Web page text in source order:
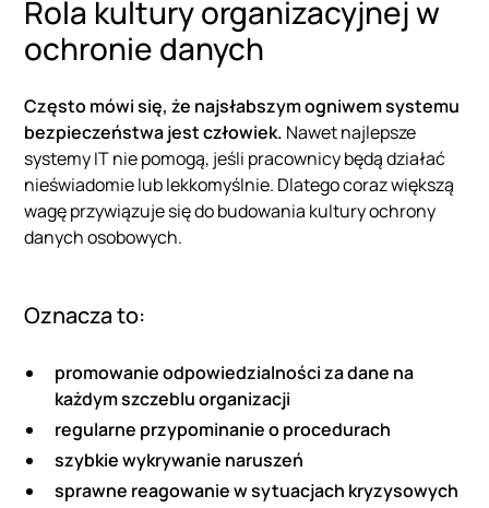
Rola kultury organizacyjnej w
ochronie danych
Często mówi się, że najsłabszym ogniwem systemu
bezpieczeństwa jest człowiek. Nawet najlepsze
systemy IT nie pomogą, jeśli pracownicy będą działać
nieświadomie lub lekkomyślnie. Dlatego coraz większą
wagę przywiązuje się do budowania kultury ochrony
danych osobowych.
Oznacza to:
promowanie odpowiedzialności za dane na
każdym szczeblu organizacji
regularne przypominanie o procedurach
szybkie wykrywanie naruszeń
sprawne reagowanie w sytuacjach kryzysowych